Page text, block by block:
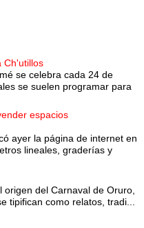
Ch'utillos
se celebra cada 24 de
se suelen programar para
espacios
ayer la página de internet en
lineales, graderías y
del Carnaval de Oruro,
tipifican como relatos, tradi...